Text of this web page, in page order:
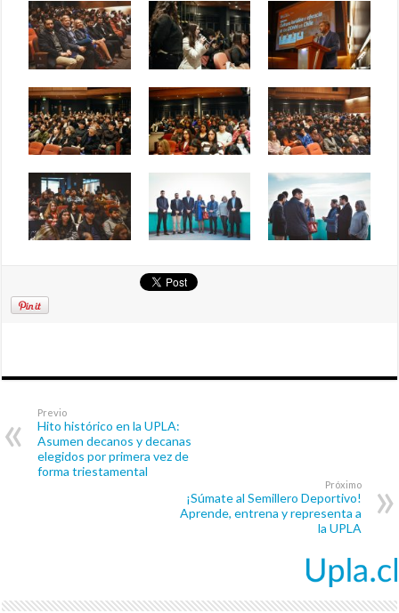
Previo
Hito histórico en la UPLA:
Asumen decanos y decanas
elegidos por primera vez de
forma triestamental
Próximo
¡Súmate al Semillero Deportivo!
Aprende, entrena y representa a
la UPLA